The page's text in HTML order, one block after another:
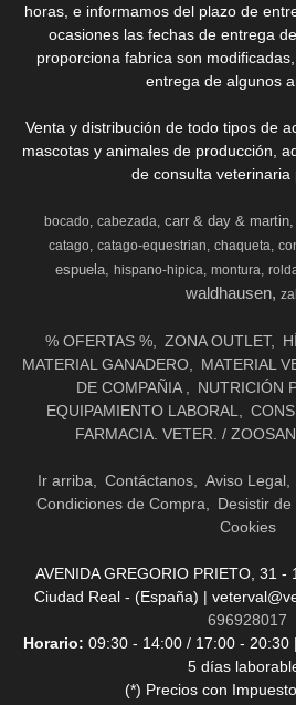
horas, e informamos del plazo de
ocasiones las fechas de entrega
proporciona fabrica son
entrega de algunos
Venta y distribución de todo tipos de
mascotas y animales de producción,
de consulta veterinaria
bocado cabezada carr & day & martin
catago catago-equestrian chaqueta
espuela hispano-hipica montura
waldhausen
% OFERTAS % ZONA OUTLET
MATERIAL GANADERO
MATERIAL
DE COMPAÑIA
NUTRICIÓN
EQUIPAMIENTO LABORAL
FARMACIA. VETER. /
Ir arriba Contáctanos Aviso Legal
Condiciones de Compra
Desistir
Cookies
AVENIDA GREGORIO PRIETO, 31 -
Ciudad Real - (España) |
696928017
Horario: 09:30 - 14:00 / 17:00 - 20:30 |
5 días
(*) Precios con